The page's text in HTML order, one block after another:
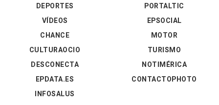
DEPORTES
VÍDEOS
PORTALTIC
EPSOCIAL
CHANCE
CULTURAOCIO
DESCONECTA
EPDATA.ES
INFOSALUS
MOTOR
TURISMO
NOTIMÉRICA
CONTACTOPHOTO